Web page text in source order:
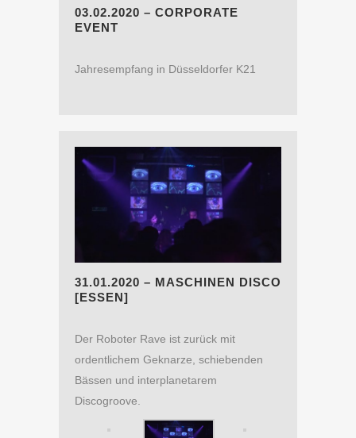
03.02.2020 – CORPORATE
EVENT
Jahresempfang in Düsseldorfer K21
31.01.2020 – MASCHINEN DISCO
[ESSEN]
Der Roboter Rave ist zurück mit
ordentlichem Geknarze, schiebenden
Bässen und interplanetarem
Discogroove.